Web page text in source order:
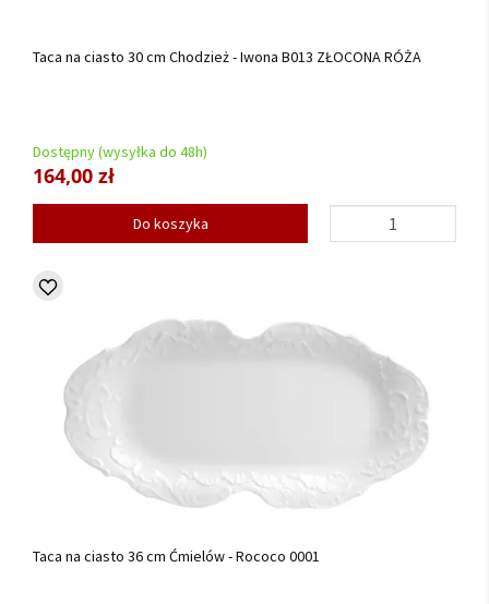
Taca na ciasto 30 cm Chodzież - Iwona B013 ZŁOCONA RÓŻA
Dostępny (wysyłka do 48h)
164,00 zł
Do koszyka
Taca na ciasto 36 cm Ćmielów - Rococo 0001